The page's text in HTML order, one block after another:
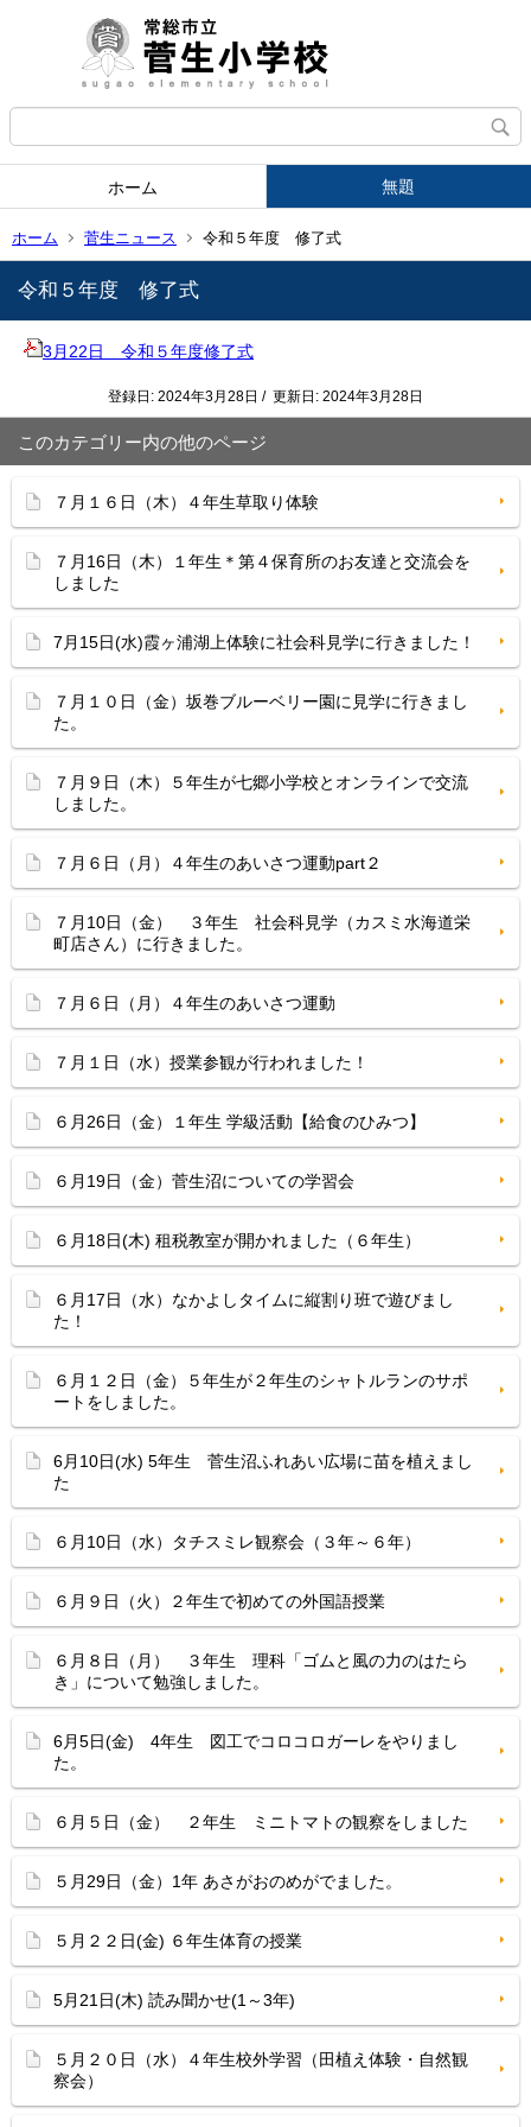
ホーム 無題
ホーム 菅生ニュース 令和５年度 修了式
令和５年度 修了式
3月22日 令和５年度修了式
登録日: 2024年3月28日 / 更新日: 2024年3月28日
このカテゴリー内の他のページ
７月１６日（木）４年生草取り体験
７月16日（木）１年生＊第４保育所のお友達と交流会を
しました
7月15日(水)霞ヶ浦湖上体験に社会科見学に行きました！
７月１０日（金）坂巻ブルーベリー園に見学に行きまし
た。
７月９日（木）５年生が七郷小学校とオンラインで交流
しました。
７月６日（月）４年生のあいさつ運動part２
７月10日（金） ３年生 社会科見学（カスミ水海道栄
町店さん）に行きました。
７月６日（月）４年生のあいさつ運動
７月１日（水）授業参観が行われました！
６月26日（金）１年生 学級活動【給食のひみつ】
６月19日（金）菅生沼についての学習会
６月18日(木) 租税教室が開かれました（６年生）
６月17日（水）なかよしタイムに縦割り班で遊びまし
た！
６月１２日（金）５年生が２年生のシャトルランのサポ
ートをしました。
6月10日(水) 5年生 菅生沼ふれあい広場に苗を植えまし
た
６月10日（水）タチスミレ観察会（３年～６年）
６月９日（火）２年生で初めての外国語授業
６月８日（月） ３年生 理科「ゴムと風の力のはたら
き」について勉強しました。
6月5日(金) 4年生 図工でコロコロガーレをやりまし
た。
６月５日（金） ２年生 ミニトマトの観察をしました
５月29日（金）1年 あさがおのめがでました。
５月２２日(金) ６年生体育の授業
5月21日(木) 読み聞かせ(1～3年)
５月２０日（水）４年生校外学習（田植え体験・自然観
察会）